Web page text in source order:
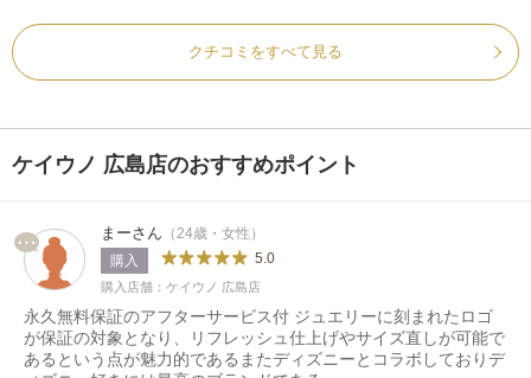
クチコミをすべて見る
ケイウノ 広島店のおすすめポイント
まーさん （24歳・女性）
購入
5.0
購入店舗：ケイウノ 広島店
永久無料保証のアフターサービス付 ジュエリーに刻まれたロゴ
が保証の対象となり、リフレッシュ仕上げやサイズ直しが可能で
あるという点が魅力的であるまたディズニーとコラボしておりデ